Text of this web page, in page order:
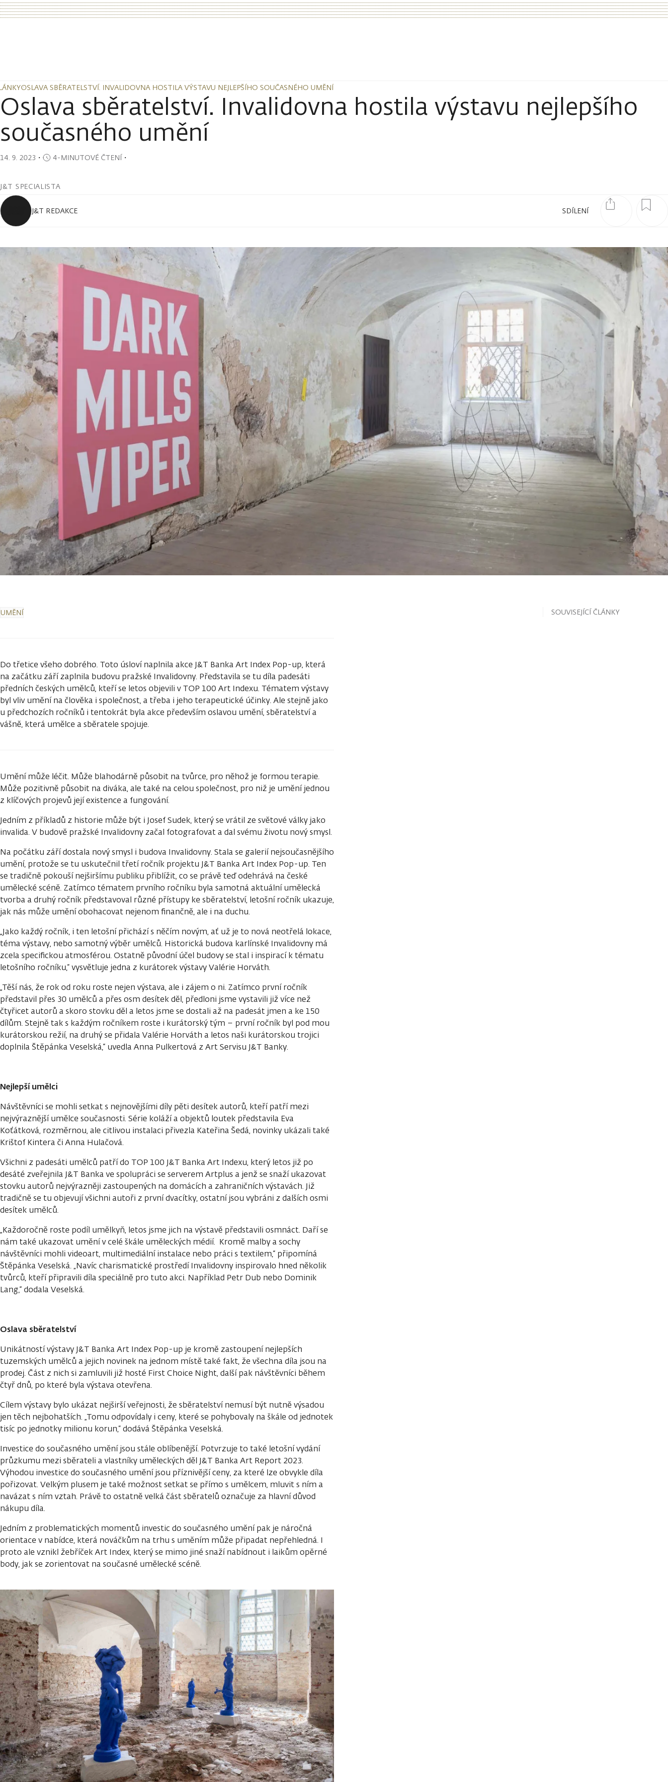
OSLAVA SBĚRATELSTVÍ. INVALIDOVNA HOSTILA VÝSTAVU NEJLEPŠÍHO SOUČASNÉHO UMĚNÍ
Oslava sběratelství. Invalidovna hostila výstavu nejlepšího
současného umění
14. 9. 2023 ・ 4-MINUTOVÉ ČTENÍ・
J&T SPECIALISTA
SDÍLENÍ
J&T REDAKCE
UMĚNÍ
Do třetice všeho dobrého. Toto úsloví naplnila akce J&T Banka Art Index Pop-up, která
na začátku září zaplnila budovu pražské Invalidovny. Představila se tu díla padesáti
předních českých umělců, kteří se letos objevili v TOP 100 Art Indexu. Tématem výstavy
byl vliv umění na člověka i společnost, a třeba i jeho terapeutické účinky. Ale stejně jako
u předchozích ročníků i tentokrát byla akce především oslavou umění, sběratelství a
vášně, která umělce a sběratele spojuje.
Umění může léčit. Může blahodárně působit na tvůrce, pro něhož je formou terapie.
Může pozitivně působit na diváka, ale také na celou společnost, pro niž je umění jednou
z klíčových projevů její existence a fungování.
Jedním z příkladů z historie může být i Josef Sudek, který se vrátil ze světové války jako
invalida. V budově pražské Invalidovny začal fotografovat a dal svému životu nový smysl.
Na počátku září dostala nový smysl i budova Invalidovny. Stala se galerií nejsoučasnějšího
umění, protože se tu uskutečnil třetí ročník projektu J&T Banka Art Index Pop-up. Ten
se tradičně pokouší nejširšímu publiku přiblížit, co se právě teď odehrává na české
umělecké scéně. Zatímco tématem prvního ročníku byla samotná aktuální umělecká
tvorba a druhý ročník představoval různé přístupy ke sběratelství, letošní ročník ukazuje,
jak nás může umění obohacovat nejenom finančně, ale i na duchu.
„Jako každý ročník, i ten letošní přichází s něčím novým, ať už je to nová neotřelá lokace,
téma výstavy, nebo samotný výběr umělců. Historická budova karlínské Invalidovny má
zcela specifickou atmosférou. Ostatně původní účel budovy se stal i inspirací k tématu
letošního ročníku,“ vysvětluje jedna z kurátorek výstavy Valérie Horváth.
„Těší nás, že rok od roku roste nejen výstava, ale i zájem o ni. Zatímco první ročník
představil přes 30 umělců a přes osm desítek děl, předloni jsme vystavili již více než
čtyřicet autorů a skoro stovku děl a letos jsme se dostali až na padesát jmen a ke 150
dílům. Stejně tak s každým ročníkem roste i kurátorský tým – první ročník byl pod mou
kurátorskou režií, na druhý se přidala Valérie Horváth a letos naši kurátorskou trojici
doplnila Štěpánka Veselská,“ uvedla Anna Pulkertová z Art Servisu J&T Banky.
Nejlepší umělci
Návštěvníci se mohli setkat s nejnovějšími díly pěti desítek autorů, kteří patří mezi
nejvýraznější umělce současnosti. Série koláží a objektů loutek představila Eva
Koťátková, rozměrnou, ale citlivou instalaci přivezla Kateřina Šedá, novinky ukázali také
Krištof Kintera či Anna Hulačová.
Všichni z padesáti umělců patří do TOP 100 J&T Banka Art Indexu, který letos již po
desáté zveřejnila J&T Banka ve spolupráci se serverem Artplus a jenž se snaží ukazovat
stovku autorů nejvýrazněji zastoupených na domácích a zahraničních výstavách. Již
tradičně se tu objevují všichni autoři z první dvacítky, ostatní jsou vybráni z dalších osmi
desítek umělců.
„Každoročně roste podíl umělkyň, letos jsme jich na výstavě představili osmnáct. Daří se
nám také ukazovat umění v celé škále uměleckých médií. Kromě malby a sochy
návštěvníci mohli videoart, multimediální instalace nebo práci s textilem,“ připomíná
Štěpánka Veselská. „Navíc charismatické prostředí Invalidovny inspirovalo hned několik
tvůrců, kteří připravili díla speciálně pro tuto akci. Například Petr Dub nebo Dominik
Lang,“ dodala Veselská.
Oslava sběratelství
Unikátností výstavy J&T Banka Art Index Pop-up je kromě zastoupení nejlepších
tuzemských umělců a jejich novinek na jednom místě také fakt, že všechna díla jsou na
prodej. Část z nich si zamluvili již hosté First Choice Night, další pak návštěvníci během
čtyř dnů, po které byla výstava otevřena.
Cílem výstavy bylo ukázat nejširší veřejnosti, že sběratelství nemusí být nutně výsadou
jen těch nejbohatších. „Tomu odpovídaly i ceny, které se pohybovaly na škále od jednotek
tisíc po jednotky milionu korun,“ dodává Štěpánka Veselská.
Investice do současného umění jsou stále oblíbenější. Potvrzuje to také letošní vydání
průzkumu mezi sběrateli a vlastníky uměleckých děl J&T Banka Art Report 2023.
Výhodou investice do současného umění jsou příznivější ceny, za které lze obvykle díla
pořizovat. Velkým plusem je také možnost setkat se přímo s umělcem, mluvit s ním a
navázat s ním vztah. Právě to ostatně velká část sběratelů označuje za hlavní důvod
nákupu díla.
Jedním z problematických momentů investic do současného umění pak je náročná
orientace v nabídce, která nováčkům na trhu s uměním může připadat nepřehledná. I
proto ale vznikl žebříček Art Index, který se mimo jiné snaží nabídnout i laikům opěrné
body, jak se zorientovat na současné umělecké scéně.
SOUVISEJÍCÍ ČLÁNKY